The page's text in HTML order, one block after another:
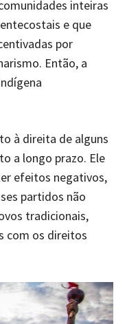
inteiras
e que
por
Então, a
à direita de alguns
a longo prazo. Ele
efeitos negativos,
partidos não
tradicionais,
com os direitos